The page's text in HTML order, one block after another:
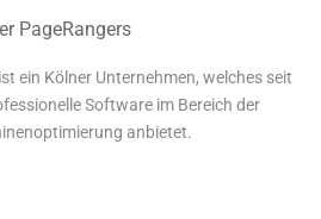
PageRangers
ein Kölner Unternehmen, welches seit
Software im Bereich der
anbietet.